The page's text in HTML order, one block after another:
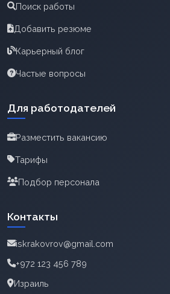
Поиск работы
Добавить резюме
Карьерный блог
Частые вопросы
Для работодателей
Разместить вакансию
Тарифы
Подбор персонала
Контакты
iskrakovrov@gmail.com
+972 123 456 789
Израиль